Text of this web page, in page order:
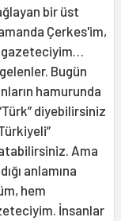
bir üst
Çerkes'im,
gazeteciyim…
Bugün
hamurunda
diyebilirsiniz
Ama
anlamına
hem
İnsanlar